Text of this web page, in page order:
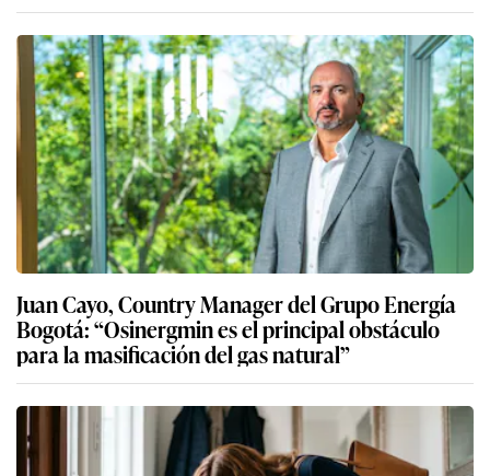
Juan Cayo, Country Manager del Grupo Energía
Bogotá: “Osinergmin es el principal obstáculo
para la masificación del gas natural”